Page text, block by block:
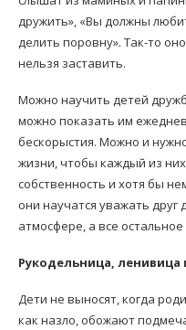
дружить», «Вы должны
делить поровну». Так-то
нельзя заставить.
Можно научить детей
можно показать им
бескорыстия. Можно и
жизни, чтобы каждый из
собственность и хотя бы
они научатся уважать друг
атмосфере, а все
Рукодельница,
Дети не выносят, когда
как назло, обожают